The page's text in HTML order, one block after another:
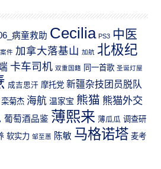
病童救助 Cecilia PS3 中医
件 加拿大落基山 加航 北极纪
卡车司机 双重国籍 同一首歌 圣诞灯屋
成吉思汗 摩托党 新疆杂技团员脱队
栾菊杰 海航 温家宝 熊猫 熊猫外交
葡萄酒品鉴 薄熙来 薄瓜瓜 调查研
软实力 邹至蕙 陈敏 马格诺塔 麦考